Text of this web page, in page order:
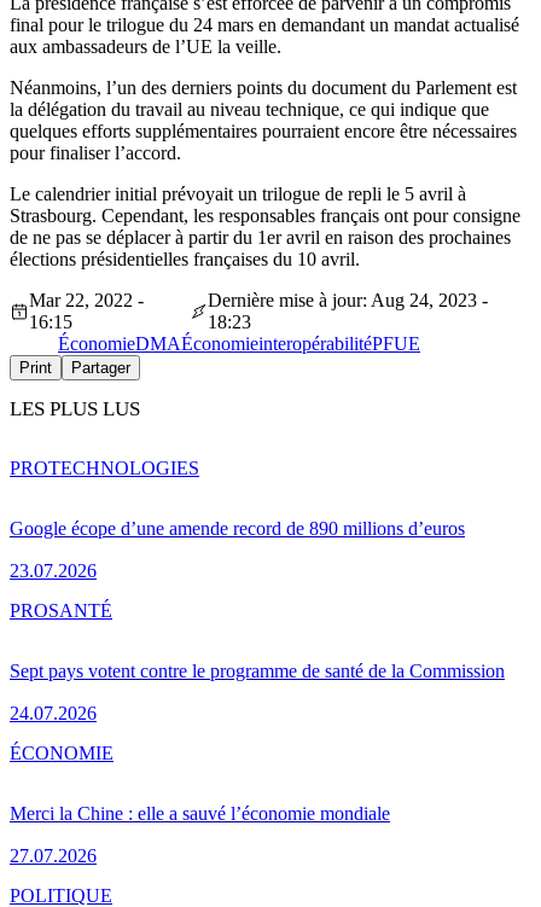
final pour le trilogue du 24 mars en demandant un mandat actualisé
aux ambassadeurs de l’UE la veille.
Néanmoins, l’un des derniers points du document du Parlement est
la délégation du travail au niveau technique, ce qui indique que
quelques efforts supplémentaires pourraient encore être nécessaires
pour finaliser l’accord.
Le calendrier initial prévoyait un trilogue de repli le 5 avril à
Strasbourg. Cependant, les responsables français ont pour consigne
de ne pas se déplacer à partir du 1er avril en raison des prochaines
élections présidentielles françaises du 10 avril.
Mar 22, 2022 -
16:15
Dernière mise à jour: Aug 24, 2023 -
18:23
ÉconomieDMAÉconomieinteropérabilitéPFUE
Print Partager
LES PLUS LUS
Google écope d’une amende record de 890 millions d’euros
23.07.2026
PROTECHNOLOGIES
Sept pays votent contre le programme de santé de la Commission
24.07.2026
PROSANTÉ
Merci la Chine : elle a sauvé l’économie mondiale
27.07.2026
ÉCONOMIE
POLITIQUE